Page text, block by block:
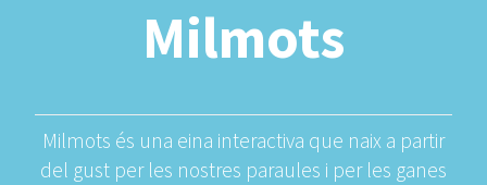
Milmots
Milmots és una eina interactiva que naix a partir
del gust per les nostres paraules i per les ganes